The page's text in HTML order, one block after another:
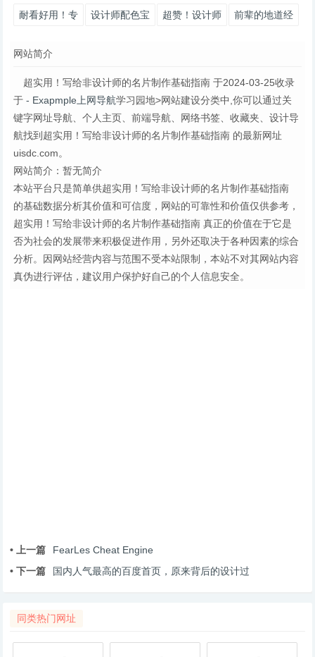
耐看好用！专
常用的那些中
文字
设计师配色宝
（一）
超赞！设计师
前辈的地道经
阶段
网站简介
超实用！写给非设计师的名片制作基础指南 于2024-03-25收录
于 - Exapmple上网导航学习园地>网站建设分类中,你可以通过关
键字网址导航、个人主页、前端导航、网络书签、收藏夹、设计导
航找到超实用！写给非设计师的名片制作基础指南 的最新网址
uisdc.com。
网站简介：暂无简介
本站平台只是简单供超实用！写给非设计师的名片制作基础指南
的基础数据分析其价值和可信度，网站的可靠性和价值仅供参考，
超实用！写给非设计师的名片制作基础指南 真正的价值在于它是
否为社会的发展带来积极促进作用，另外还取决于各种因素的综合
分析。因网站经营内容与范围不受本站限制，本站不对其网站内容
真伪进行评估，建议用户保护好自己的个人信息安全。
• 上一篇
FearLes Cheat Engine
• 下一篇
国内人气最高的百度首页，原来背后的设计过
同类热门网址